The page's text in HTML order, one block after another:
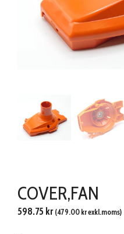
COVER,FAN
598.75 kr (479.00 krexkl.moms)